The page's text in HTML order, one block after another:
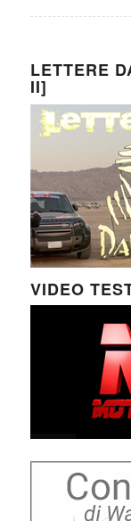
LETTERE
II]
VIDEO